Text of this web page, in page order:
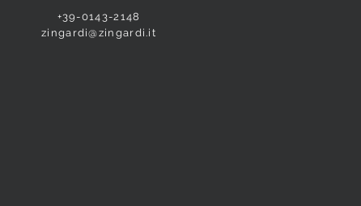
+39-0143-2148
zingardi@zingardi.it